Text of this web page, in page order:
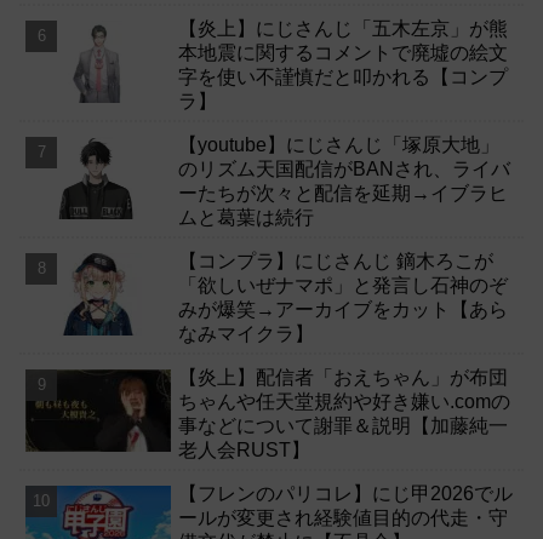
【炎上】にじさんじ「五木左京」が熊
本地震に関するコメントで廃墟の絵文
字を使い不謹慎だと叩かれる【コンプ
ラ】
【youtube】にじさんじ「塚原大地」
のリズム天国配信がBANされ、ライバ
ーたちが次々と配信を延期→イブラヒ
ムと葛葉は続行
【コンプラ】にじさんじ 鏑木ろこが
「欲しいぜナマポ」と発言し石神のぞ
みが爆笑→アーカイブをカット【あら
なみマイクラ】
【炎上】配信者「おえちゃん」が布団
ちゃんや任天堂規約や好き嫌い.comの
事などについて謝罪＆説明【加藤純一
老人会RUST】
【フレンのパリコレ】にじ甲2026でル
ールが変更され経験値目的の代走・守